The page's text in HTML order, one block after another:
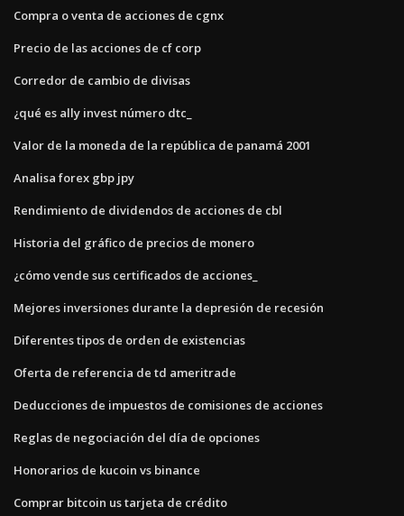
Compra o venta de acciones de cgnx
Precio de las acciones de cf corp
Corredor de cambio de divisas
¿qué es ally invest número dtc_
Valor de la moneda de la república de panamá 2001
Analisa forex gbp jpy
Rendimiento de dividendos de acciones de cbl
Historia del gráfico de precios de monero
¿cómo vende sus certificados de acciones_
Mejores inversiones durante la depresión de recesión
Diferentes tipos de orden de existencias
Oferta de referencia de td ameritrade
Deducciones de impuestos de comisiones de acciones
Reglas de negociación del día de opciones
Honorarios de kucoin vs binance
Comprar bitcoin us tarjeta de crédito